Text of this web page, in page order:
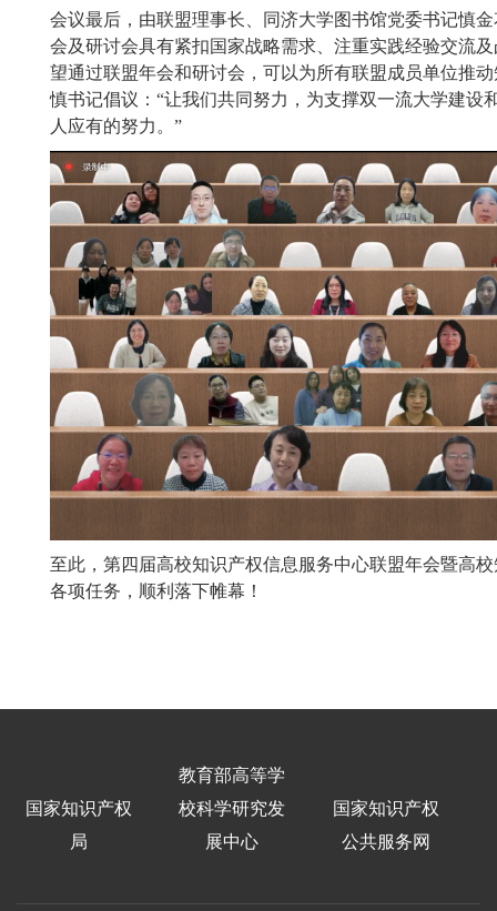
会议最后，由联盟理事长、同济大学图书馆党委书记慎
会及研讨会具有紧扣国家战略需求、注重实践经验交流
望通过联盟年会和研讨会，可以为所有联盟成员单位推
慎书记倡议：“让我们共同努力，为支撑双一流大学建设
人应有的努力。”
至此，第四届高校知识产权信息服务中心联盟年会暨高
各项任务，顺利落下帷幕！
国家知识产权
局
教育部高等学
校科学研究发
展中心
国家知识产权
公共服务网